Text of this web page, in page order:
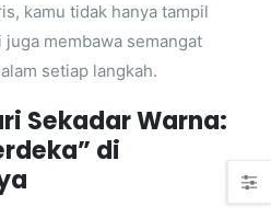
kamu tidak hanya tampil
membawa semangat
setiap langkah.
Sekadar Warna:
di